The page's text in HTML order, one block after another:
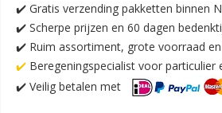
✔️ Gratis verzending pakketten binnen
✔️ Scherpe prijzen en 60 dagen
✔️ Ruim assortiment, grote voorraad en
✔️ Beregeningspecialist voor particulier
✔️ Veilig betalen met